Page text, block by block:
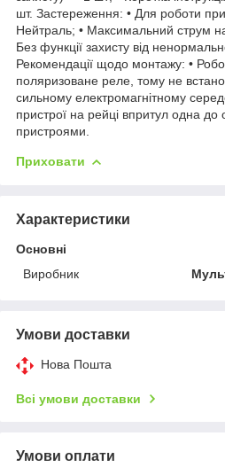
шт. Застереження: • Для роботи
Нейтраль; • Максимальний струм
Без функції захисту від
Рекомендації щодо монтажу: •
поляризоване реле, тому не
сильному електромагнітному
пристрої на рейці впритул одна до
пристроями.
Приховати
Характеристики
Основні
Виробник
Умови доставки
Нова Пошта
Всі умови доставки
Умови оплати